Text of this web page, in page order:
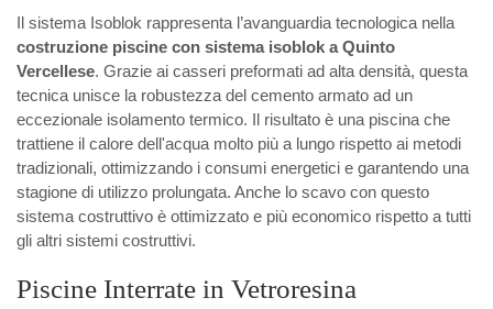
Il sistema Isoblok rappresenta l’avanguardia tecnologica nella
costruzione piscine con sistema isoblok a Quinto
Vercellese. Grazie ai casseri preformati ad alta densità, questa
tecnica unisce la robustezza del cemento armato ad un
eccezionale isolamento termico. Il risultato è una piscina che
trattiene il calore dell'acqua molto più a lungo rispetto ai metodi
tradizionali, ottimizzando i consumi energetici e garantendo una
stagione di utilizzo prolungata. Anche lo scavo con questo
sistema costruttivo è ottimizzato e più economico rispetto a tutti
gli altri sistemi costruttivi.
Piscine Interrate in Vetroresina